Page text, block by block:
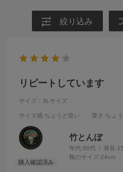
絞り込み
リピートしています
サイズ：3Lサイズ
サイズ感:ちょうど良い 厚さ :ちょ
竹とんぼ
年代:60代 身長:
靴のサイズ:24cm